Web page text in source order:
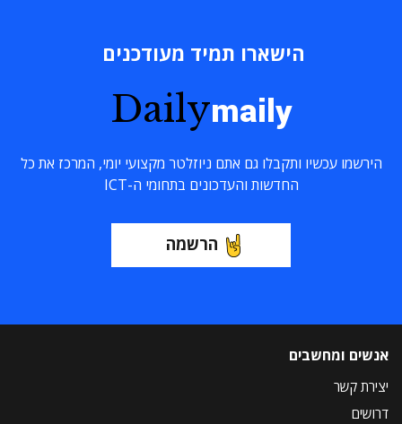
הישארו תמיד מעודכנים
Dailymaily
הירשמו עכשיו ותקבלו גם אתם ניוזלטר מקצועי יומי, המרכז את כל
החדשות והעדכונים בתחומי ה-ICT
הרשמה
אנשים ומחשבים
יצירת קשר
דרושים